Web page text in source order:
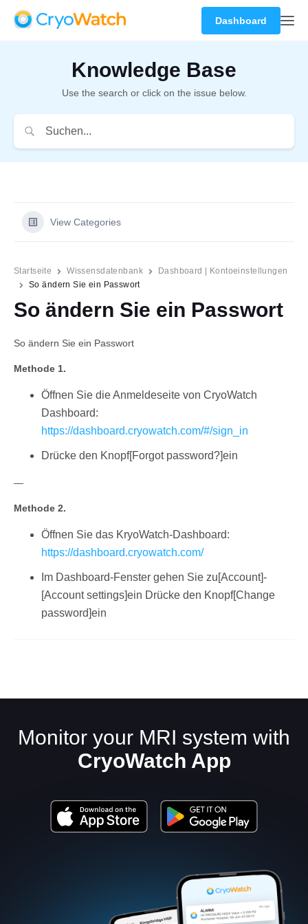
Dashboard
Knowledge Base
Use the search or click on the issue below.
View Categories
Startseite Wissensdatenbank
Dashboard | Kontoeinstellungen
So ändern Sie ein Passwort
So ändern Sie ein Passwort
So ändern Sie ein Passwort
Methode 1.
Öffnen Sie die Anmeldeseite von CryoWatch
Dashboard:
https://dashboard.cryowatch.com/#/sign_in
Drücke den Knopf[Forgot password?]ein
—
Methode 2.
Öffnen Sie das KryoWatch-Dashboard:
https://dashboard.cryowatch.com/
Im Dashboard-Fenster gehen Sie zu[Account]-
[Account settings]ein Drücke den Knopf[Change
password]ein
Monitor your MRI system with
CryoWatch App